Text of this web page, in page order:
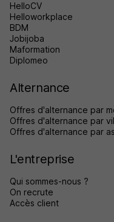
HelloCV
Helloworkplace
BDM
Jobijoba
Maformation
Diplomeo
Alternance
Offres d'alternance par
Offres d'alternance par
Offres d'alternance par
L'entreprise
Qui sommes-nous ?
On recrute
Accès client